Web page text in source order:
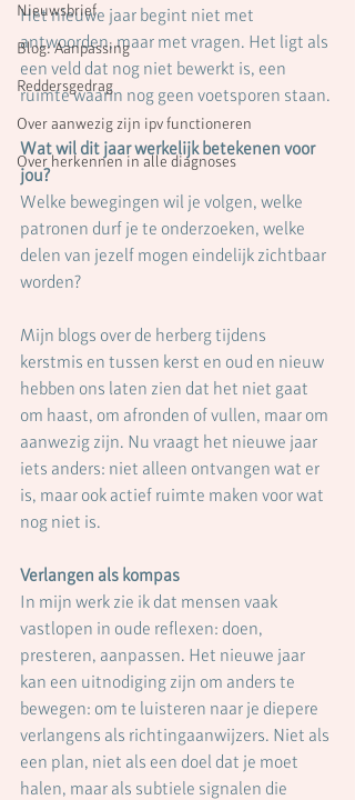
Nieuwsbrief
Blog: Aanpassing
Reddersgedrag
Over aanwezig zijn ipv functioneren
Over herkennen in alle diagnoses
Het nieuwe jaar begint niet met
antwoorden, maar met vragen. Het ligt als
een veld dat nog niet bewerkt is, een
ruimte waarin nog geen voetsporen staan.
Wat wil dit jaar werkelijk betekenen voor
jou?
Welke bewegingen wil je volgen, welke
patronen durf je te onderzoeken, welke
delen van jezelf mogen eindelijk zichtbaar
worden?
Mijn blogs over de herberg tijdens
kerstmis en tussen kerst en oud en nieuw
hebben ons laten zien dat het niet gaat
om haast, om afronden of vullen, maar om
aanwezig zijn. Nu vraagt het nieuwe jaar
iets anders: niet alleen ontvangen wat er
is, maar ook actief ruimte maken voor wat
nog niet is.
Verlangen als kompas
In mijn werk zie ik dat mensen vaak
vastlopen in oude reflexen: doen,
presteren, aanpassen. Het nieuwe jaar
kan een uitnodiging zijn om anders te
bewegen: om te luisteren naar je diepere
verlangens als richtingaanwijzers. Niet als
een plan, niet als een doel dat je moet
halen, maar als subtiele signalen die